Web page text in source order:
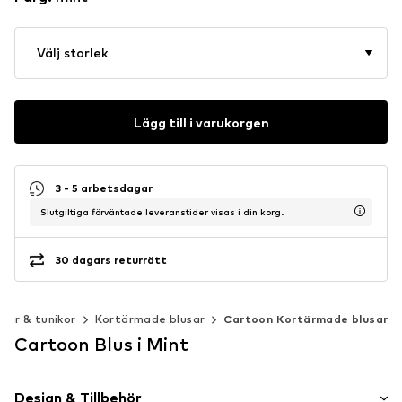
Välj storlek
Lägg till i varukorgen
3 - 5 arbetsdagar
Slutgiltiga förväntade leveranstider visas i din korg.
30 dagars returrätt
& tunikor Kortärmade blusar Cartoon Kortärmade blusar
Cartoon Blus i Mint
Design & Tillbehör